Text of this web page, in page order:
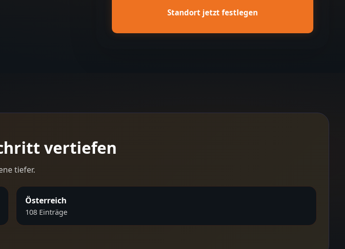
Standort jetzt festlegen
vertiefen
tiefer.
Österreich
108 Einträge